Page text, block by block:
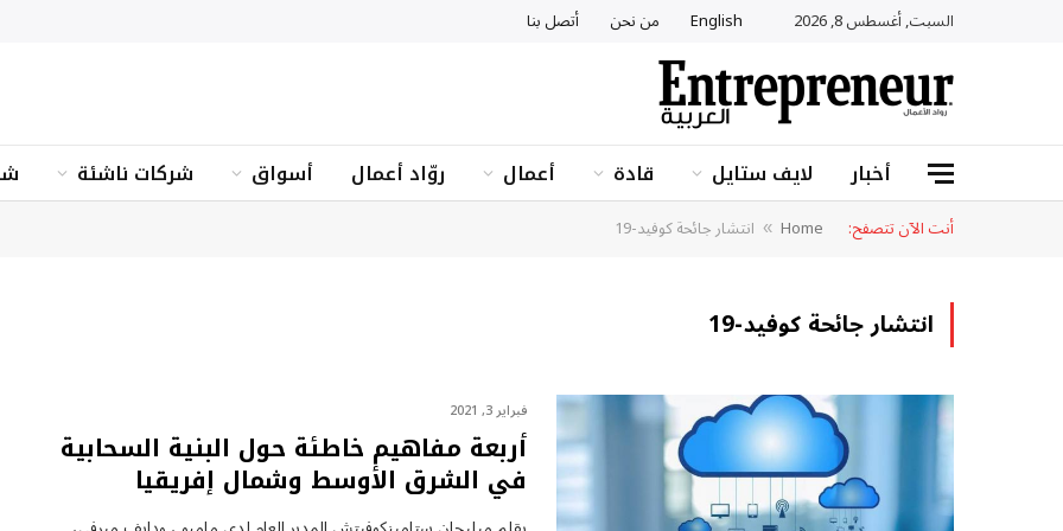
السبت, أغسطس 8, 2026 English من نحن أتصل بنا
أخبار لايف ستايل قادة أعمال روّاد أعمال أسواق شركات ناشئة
أنت الآن تتصفح: Home
» انتشار جائحة كوفيد-19
انتشار جائحة كوفيد-19
فبراير 3, 2021
أربعة مفاهيم خاطئة حول البنية السحابية
في الشرق الأوسط وشمال إفريقيا